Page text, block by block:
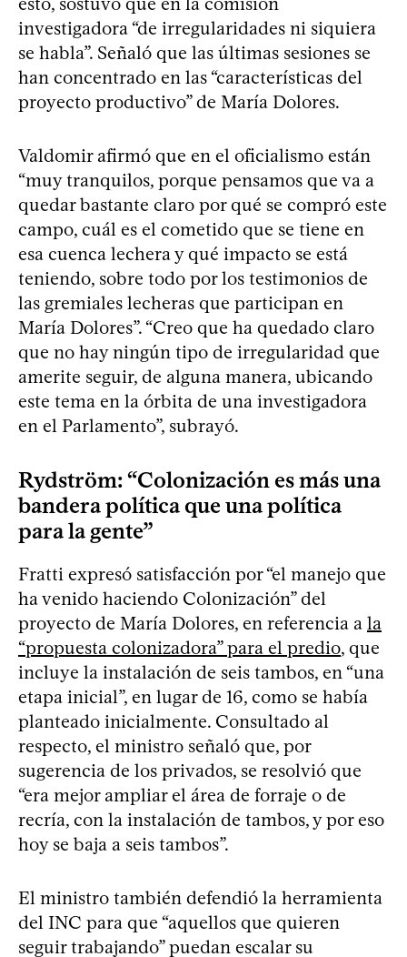
investigadora “de irregularidades ni siquiera
se habla”. Señaló que las últimas sesiones se
han concentrado en las “características del
proyecto productivo” de María Dolores.
Valdomir afirmó que en el oficialismo están
“muy tranquilos, porque pensamos que va a
quedar bastante claro por qué se compró este
campo, cuál es el cometido que se tiene en
esa cuenca lechera y qué impacto se está
teniendo, sobre todo por los testimonios de
las gremiales lecheras que participan en
María Dolores”. “Creo que ha quedado claro
que no hay ningún tipo de irregularidad que
amerite seguir, de alguna manera, ubicando
este tema en la órbita de una investigadora
en el Parlamento”, subrayó.
Rydström: “Colonización es más una
bandera política que una política
para la gente”
Fratti expresó satisfacción por “el manejo que
ha venido haciendo Colonización” del
proyecto de María Dolores, en referencia a la
“propuesta colonizadora” para el predio, que
incluye la instalación de seis tambos, en “una
etapa inicial”, en lugar de 16, como se había
planteado inicialmente. Consultado al
respecto, el ministro señaló que, por
sugerencia de los privados, se resolvió que
“era mejor ampliar el área de forraje o de
recría, con la instalación de tambos, y por eso
hoy se baja a seis tambos”.
El ministro también defendió la herramienta
del INC para que “aquellos que quieren
seguir trabajando” puedan escalar su